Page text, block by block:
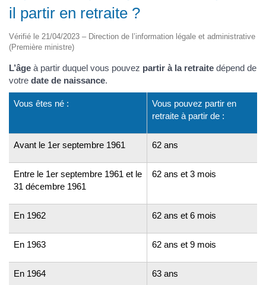
il partir en retraite ?
Vérifié le 21/04/2023 – Direction de l’information légale et administrative
(Première ministre)
L’âge à partir duquel vous pouvez partir à la retraite dépend de
votre date de naissance.
Vous êtes né :
Vous pouvez partir en
retraite à partir de :
Avant le 1er septembre 1961 62 ans
Entre le 1er septembre 1961 et le
31 décembre 1961
62 ans et 3 mois
En 1962 62 ans et 6 mois
En 1963 62 ans et 9 mois
En 1964 63 ans